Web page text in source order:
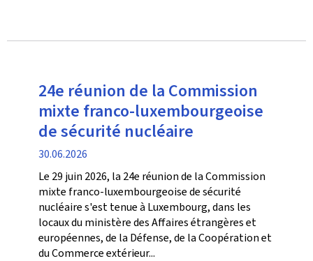
24e réunion de la Commission
mixte franco-luxembourgeoise
de sécurité nucléaire
date
de
publication
30.06.2026
Le 29 juin 2026, la 24e réunion de la Commission
mixte franco-luxembourgeoise de sécurité
nucléaire s'est tenue à Luxembourg, dans les
locaux du ministère des Affaires étrangères et
européennes, de la Défense, de la Coopération et
du Commerce extérieur...